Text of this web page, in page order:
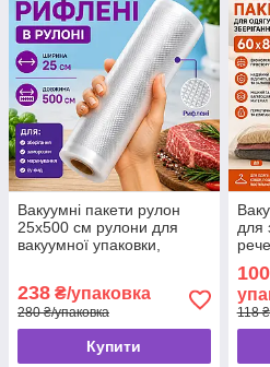
Вакуумні пакети рулон
25х500 см рулони для
вакуумної упаковки,
238 ₴/упаковка
280 ₴/упаковка
Купити
для
118